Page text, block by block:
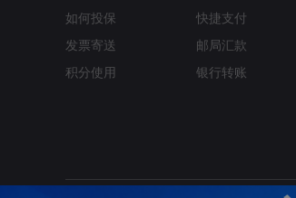
如何投保
发票寄送
积分使用
快捷支付
邮局汇款
银行转账